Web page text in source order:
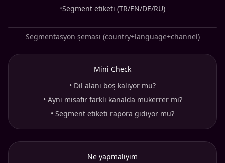
•Segment etiketi (TR/EN/DE/RU)
Segmentasyon şeması (country+language+channel)
Mini Check
• Dil alanı boş kalıyor mu?
• Aynı misafir farklı kanalda mükerrer mi?
• Segment etiketi rapora gidiyor mu?
Ne yapmalıyım